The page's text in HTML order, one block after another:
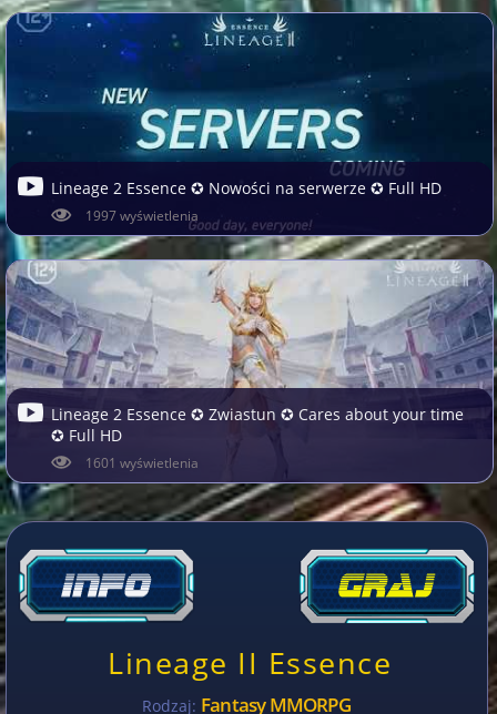
Lineage 2 Essence ✪ Nowości na serwerze ✪ Full HD
1997 wyświetlenia
Lineage 2 Essence ✪ Zwiastun ✪ Cares about your time
✪ Full HD
1601 wyświetlenia
Lineage II Essence
Rodzaj: Fantasy MMORPG